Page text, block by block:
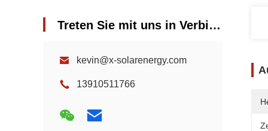
Treten Sie mit uns in Verbindung
kevin@x-solarenergy.com
13910511766